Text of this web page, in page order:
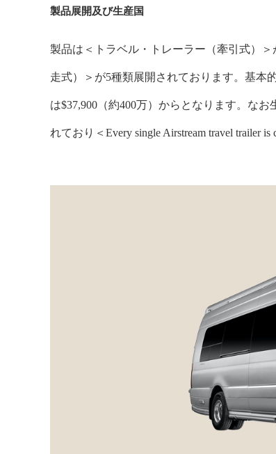
製品展開及び生産国
製品は＜トラベル・トレーラー（牽引式）
走式）＞が5種類展開されております。基本
は$37,900（約400万）からとなります。な
れており＜Every single Airstream travel trailer